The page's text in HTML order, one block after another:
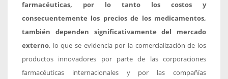
farmacéuticas, por lo tanto los costos y
consecuentemente los precios de los medicamentos,
también dependen significativamente del mercado
externo, lo que se evidencia por la comercialización de los
productos innovadores por parte de las corporaciones
farmacéuticas internacionales y por las compañías